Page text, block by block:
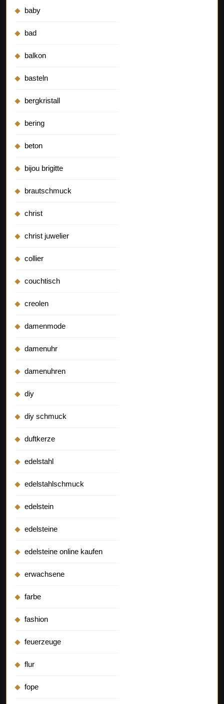
baby
bad
balkon
basteln
bergkristall
bering
beton
bijou brigitte
brautschmuck
christ
christ juwelier
collier
couchtisch
creolen
damenmode
damenuhr
damenuhren
diy
diy schmuck
duftkerze
edelstahl
edelstahlschmuck
edelstein
edelsteine
edelsteine online kaufen
erwachsene
farbe
fashion
feuerzeuge
flur
fope